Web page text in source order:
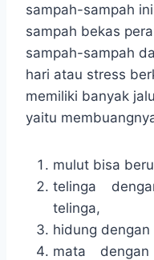
sampah-sampah
sampah bekas
sampah-sampah
hari atau stress
memiliki banyak
yaitu
mulut bisa
telinga
telinga,
hidung dengan
mata